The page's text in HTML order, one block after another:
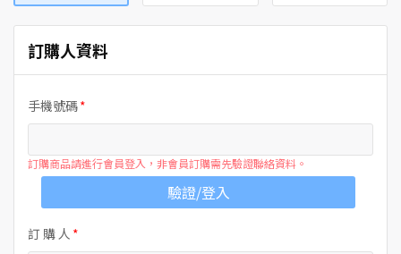
訂購人資料
手機號碼
訂購商品請進行會員登入，非會員訂購需先驗證聯絡資料。
驗證/登入
訂 購 人